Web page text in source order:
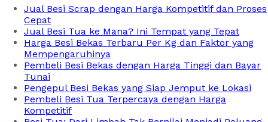
Jual Besi Scrap dengan Harga Kompetitif dan Proses
Cepat
Jual Besi Tua ke Mana? Ini Tempat yang Tepat
Harga Besi Bekas Terbaru Per Kg dan Faktor yang
Mempengaruhinya
Pembeli Besi Bekas dengan Harga Tinggi dan Bayar
Tunai
Pengepul Besi Bekas yang Siap Jemput ke Lokasi
Pembeli Besi Tua Terpercaya dengan Harga
Kompetitif